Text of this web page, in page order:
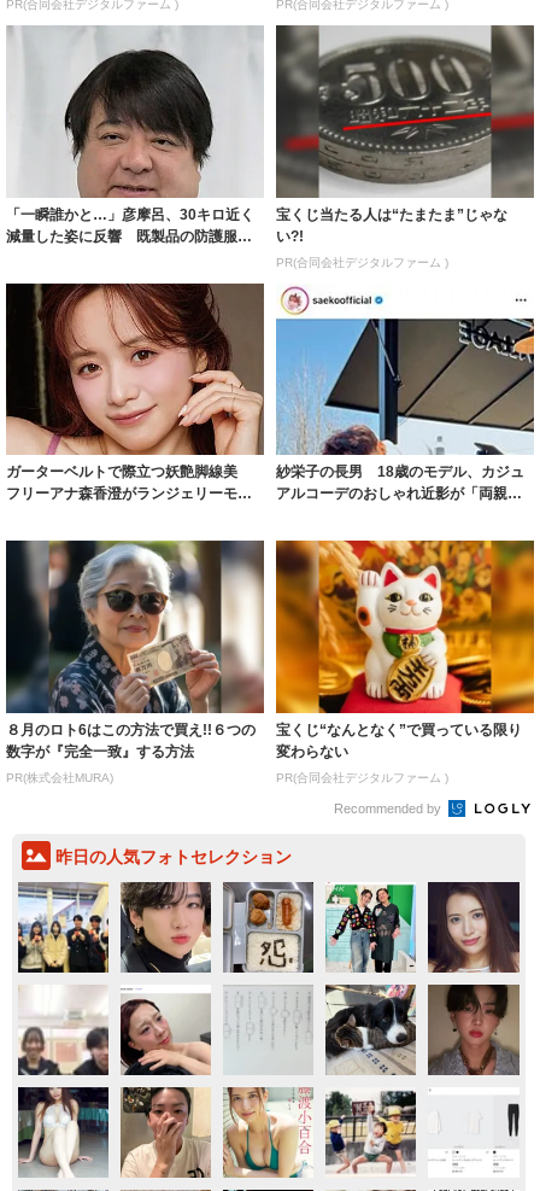
PR(合同会社デジタルファーム ) PR(合同会社デジタルファーム )
「一瞬誰かと…」彦摩呂、30キロ近く
減量した姿に反響 既製品の防護服が
宝くじ当たる人は“たまたま”じゃな
い?!
PR(合同会社デジタルファーム )
ガーターベルトで際立つ妖艶脚線美
フリーアナ森香澄がランジェリーモデ
紗栄子の長男 18歳のモデル、カジュ
アルコーデのおしゃれ近影が「両親の
８月のロト6はこの方法で買え!!６つの
数字が『完全一致』する方法
PR(株式会社MURA)
宝くじ“なんとなく”で買っている限り
変わらない
PR(合同会社デジタルファーム )
Recommended by
昨日の人気フォトセレクション